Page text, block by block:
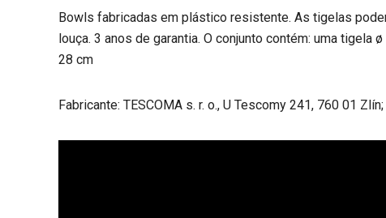
Bowls fabricadas em plástico resistente. As tigelas
louça. 3 anos de garantia. O conjunto contém: uma tigela
28 cm
Fabricante: TESCOMA s. r. o., U Tescomy 241, 760 01 Zlín;